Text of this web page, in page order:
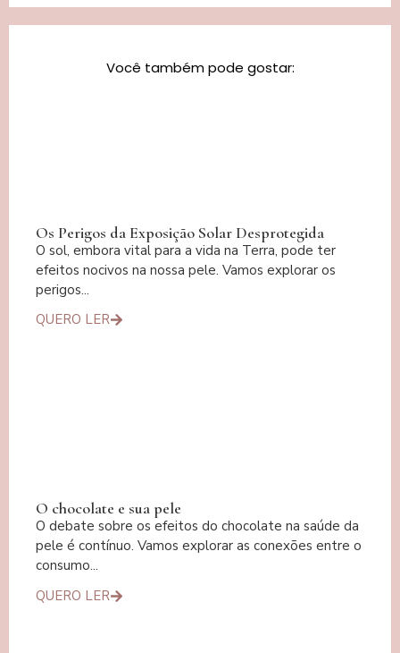
Você também pode gostar:
Os Perigos da Exposição Solar Desprotegida
O sol, embora vital para a vida na Terra, pode ter
efeitos nocivos na nossa pele. Vamos explorar os
perigos...
QUERO LER
O chocolate e sua pele
O debate sobre os efeitos do chocolate na saúde da
pele é contínuo. Vamos explorar as conexões entre o
consumo...
QUERO LER